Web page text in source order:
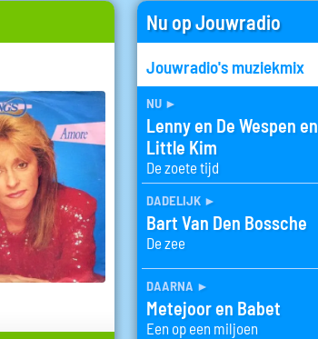
Nu op Jouwradio
Jouwradio's muziekmix
nu ►
Lenny en De Wespen en
Little Kim
De zoete tijd
dadelijk ►
Bart Van Den Bossche
De zee
daarna ►
Metejoor en Babet
Een op een miljoen